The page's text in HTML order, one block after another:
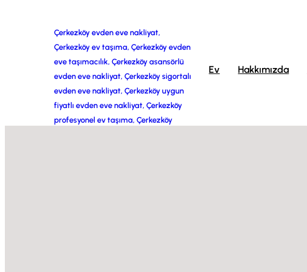
İçeriğeÇerkezköy evden eve nakliyat,
Çerkezköy ev taşıma, Çerkezköy evden
eve taşımacılık, Çerkezköy asansörlü
evden eve nakliyat, Çerkezköy sigortalı
evden eve nakliyat, Çerkezköy uygun
fiyatlı evden eve nakliyat, Çerkezköy
profesyonel ev taşıma, Çerkezköy
Ev Hakkımızda